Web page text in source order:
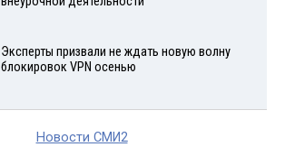
Эксперты призвали не ждать новую волну
блокировок VPN осенью
Новости СМИ2